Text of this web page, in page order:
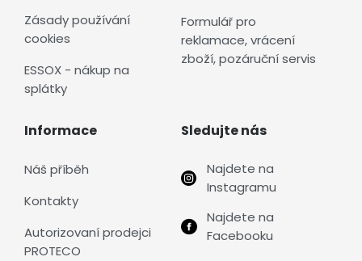
Zásady používání
cookies
ESSOX - nákup na
splátky
Formulář pro
reklamace, vrácení
zboží, pozáruční servis
Informace
Náš příběh
Kontakty
Autorizovaní prodejci
PROTECO
Sledujte nás
Najdete na
Instagramu
Najdete na
Facebooku